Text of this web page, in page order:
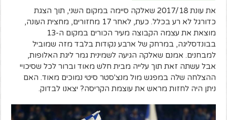
את עונת 2017/18 שאלקה סיימה במקום השני, תוך הצגת
כדורגל לא רע בכלל. כעת, לאחר 17 מחזורים, מחצית העונה,
מוצאת את עצמה הקבוצה מעיר הכורים במקום ה-13
בבונדסליגה, במרחק של ארבע נקודות בלבד מזה שמוביל
למבחנים. אמנם שאלקה הגיעה לשמינית גמר ליגת האלופות,
אבל עשתה זאת תוך עלייה מבית חלש מאוד וברור לכל שסיכויי
ההצלחה שלה במפגש מול מנצ'סטר סיטי נמוכים מאוד. האם
ניתן היה לחזות מראש את עוצמת הקריסה? יצאנו לבדוק.